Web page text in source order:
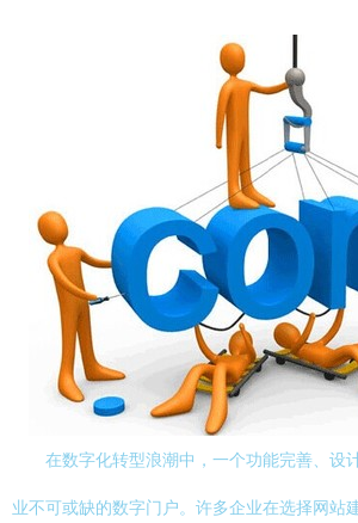
在数字化转型浪潮中，一个功能完善、设
业不可或缺的数字门户。许多企业在选择网站